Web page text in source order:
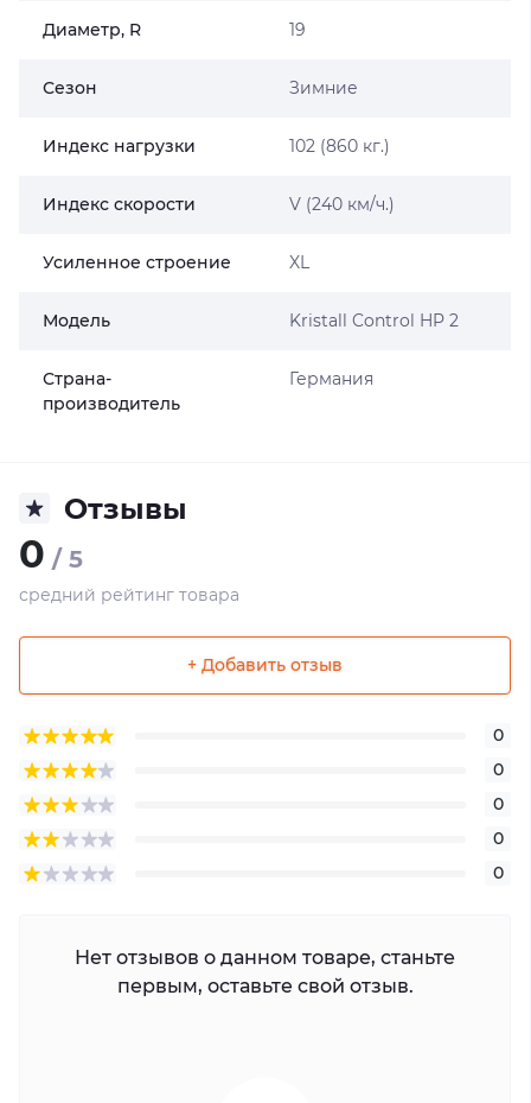
Диаметр, R 19
Сезон Зимние
Индекс нагрузки 102 (860 кг.)
Индекс скорости V (240 км/ч.)
Усиленное строение XL
Модель Kristall Control HP 2
Страна-
производитель
Германия
Отзывы
0 / 5
средний рейтинг товара
+ Добавить отзыв
0
0
0
0
0
Нет отзывов о данном товаре, станьте
первым, оставьте свой отзыв.